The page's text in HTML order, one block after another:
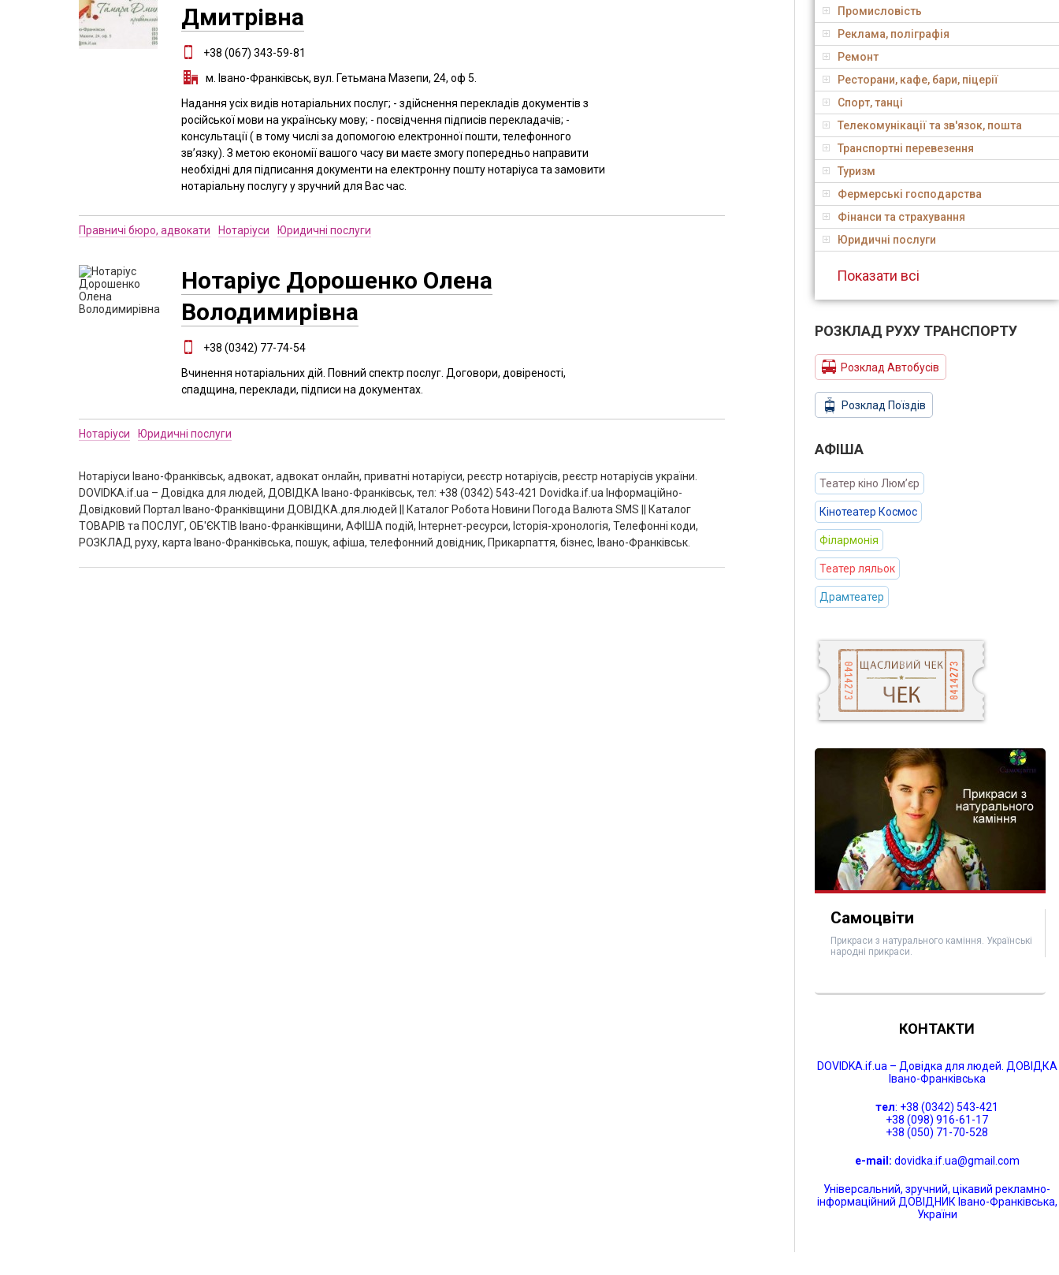
Дмитрівна
+38 (067) 343-59-81
м. Івано-Франківськ, вул. Гетьмана Мазепи, 24, оф 5.
Надання усіх видів нотаріальних послуг; - здійснення перекладів документів з
російської мови на українську мову; - посвідчення підписів перекладачів; -
консультації ( в тому числі за допомогою електронної пошти, телефонного
зв’язку). З метою економії вашого часу ви маєте змогу попередньо направити
необхідні для підписання документи на електронну пошту нотаріуса та замовити
нотаріальну послугу у зручний для Вас час.
Правничі бюро, адвокати Нотаріуси Юридичні послуги
Нотаріус Дорошенко Олена
Володимирівна
+38 (0342) 77-74-54
Вчинення нотаріальних дій. Повний спектр послуг. Договори, довіреності,
спадщина, переклади, підписи на документах.
Нотаріуси Юридичні послуги
Нотаріуси Івано-Франківськ, адвокат, адвокат онлайн, приватні нотаріуси, реєстр нотаріусів, реєстр нотаріусів україни.
DOVIDKA.if.ua – Довідка для людей, ДОВІДКА Івано-Франківськ, тел: +38 (0342) 543-421 Dovidka.if.ua Інформаційно-
Довідковий Портал Івано-Франківщини ДОВІДКА.для.людей || Каталог Робота Новини Погода Валюта SMS || Каталог
ТОВАРІВ та ПОСЛУГ, ОБ'ЄКТІВ Івано-Франківщини, АФІША подій, Інтернет-ресурси, Історія-хронологія, Телефонні коди,
РОЗКЛАД руху, карта Івано-Франківська, пошук, афіша, телефонний довідник, Прикарпаття, бізнес, Івано-Франківськ.
Промисловість
Реклама, поліграфія
Ремонт
Ресторани, кафе, бари, піцерії
Спорт, танці
Телекомунікації та зв'язок, пошта
Транспортні перевезення
Туризм
Фермерські господарства
Фінанси та страхування
Юридичні послуги
Показати всі
РОЗКЛАД РУХУ ТРАНСПОРТУ
Розклад Автобусів
Розклад Поїздів
АФIША
Театер кіно Люм’єр
Кінотеатер Космос
Філармонія
Театер ляльок
Драмтеатер
Самоцвіти
Прикраси з натурального каміння. Українські
народні прикраси.
КОНТАКТИ
DOVIDKA.if.ua – Довідка для людей. ДОВІДКА
Івано-Франківська
тел: +38 (0342) 543-421
+38 (098) 916-61-17
+38 (050) 71-70-528
e-mail: dovidka.if.ua@gmail.com
Універсальний, зручний, цікавий рекламно-
інформаційний ДОВІДНИК Івано-Франківська,
України